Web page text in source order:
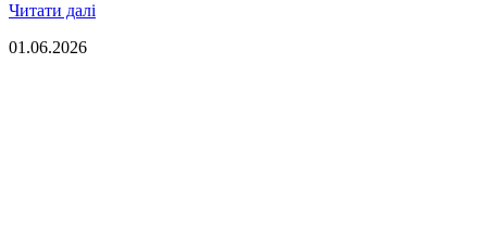
Читати далі
01.06.2026